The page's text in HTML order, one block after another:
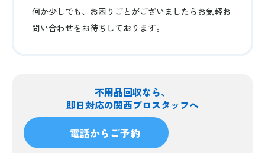
何か少しでも、お困りごとがございましたらお気軽お
問い合わせをお待ちしております。
不用品回収なら、
即日対応の関西プロスタッフへ
電話からご予約